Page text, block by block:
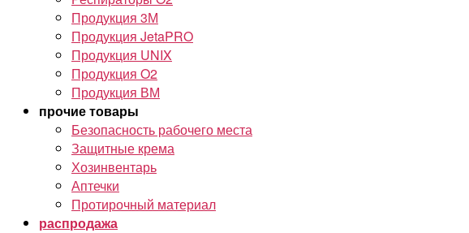
Продукция 3М
Продукция JetaPRO
Продукция UNIX
Продукция O2
Продукция ВМ
прочие товары
Безопасность рабочего места
Защитные крема
Хозинвентарь
Аптечки
Протирочный материал
распродажа